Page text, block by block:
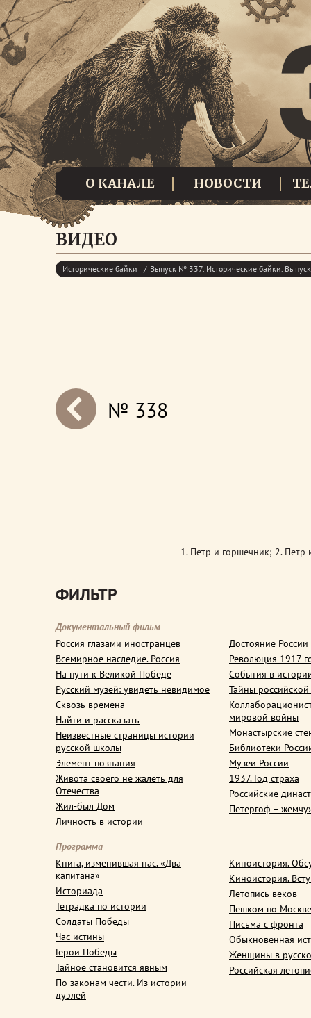
О КАНАЛЕ НОВОСТИ
ВИДЕО
Исторические байки Выпуск № 337. Исторические байки.
next№ 338
1. Петр и горшечник; 2. Петр
ФИЛЬТР
Документальный фильм
Россия глазами иностранцев
Всемирное наследие. Россия
На пути к Великой Победе
Русский музей: увидеть невидимое
Сквозь времена
Найти и рассказать
Неизвестные страницы истории
русской школы
Элемент познания
Живота своего не жалеть для
Отечества
Жил-был Дом
Личность в истории
Достояние России
Революция 1917
События в
Тайны
мировой войны
Монастырские
Библиотеки
Музеи России
1937. Год страха
Российские
Петергоф –
Программа
Книга, изменившая нас. «Два
капитана»
Историада
Тетрадка по истории
Солдаты Победы
Час истины
Герои Победы
Тайное становится явным
По законам чести. Из истории
дуэлей
Киноистория.
Киноистория.
Летопись веков
Пешком по Москве
Письма с фронта
Обыкновенная
Женщины в
Российская